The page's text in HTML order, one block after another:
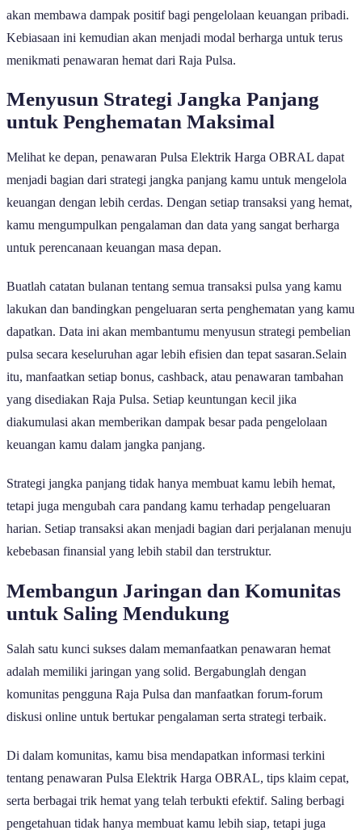
akan membawa dampak positif bagi pengelolaan keuangan pribadi.
Kebiasaan ini kemudian akan menjadi modal berharga untuk terus
menikmati penawaran hemat dari Raja Pulsa.
Menyusun Strategi Jangka Panjang
untuk Penghematan Maksimal
Melihat ke depan, penawaran Pulsa Elektrik Harga OBRAL dapat
menjadi bagian dari strategi jangka panjang kamu untuk mengelola
keuangan dengan lebih cerdas. Dengan setiap transaksi yang hemat,
kamu mengumpulkan pengalaman dan data yang sangat berharga
untuk perencanaan keuangan masa depan.
Buatlah catatan bulanan tentang semua transaksi pulsa yang kamu
lakukan dan bandingkan pengeluaran serta penghematan yang kamu
dapatkan. Data ini akan membantumu menyusun strategi pembelian
pulsa secara keseluruhan agar lebih efisien dan tepat sasaran.Selain
itu, manfaatkan setiap bonus, cashback, atau penawaran tambahan
yang disediakan Raja Pulsa. Setiap keuntungan kecil jika
diakumulasi akan memberikan dampak besar pada pengelolaan
keuangan kamu dalam jangka panjang.
Strategi jangka panjang tidak hanya membuat kamu lebih hemat,
tetapi juga mengubah cara pandang kamu terhadap pengeluaran
harian. Setiap transaksi akan menjadi bagian dari perjalanan menuju
kebebasan finansial yang lebih stabil dan terstruktur.
Membangun Jaringan dan Komunitas
untuk Saling Mendukung
Salah satu kunci sukses dalam memanfaatkan penawaran hemat
adalah memiliki jaringan yang solid. Bergabunglah dengan
komunitas pengguna Raja Pulsa dan manfaatkan forum-forum
diskusi online untuk bertukar pengalaman serta strategi terbaik.
Di dalam komunitas, kamu bisa mendapatkan informasi terkini
tentang penawaran Pulsa Elektrik Harga OBRAL, tips klaim cepat,
serta berbagai trik hemat yang telah terbukti efektif. Saling berbagi
pengetahuan tidak hanya membuat kamu lebih siap, tetapi juga